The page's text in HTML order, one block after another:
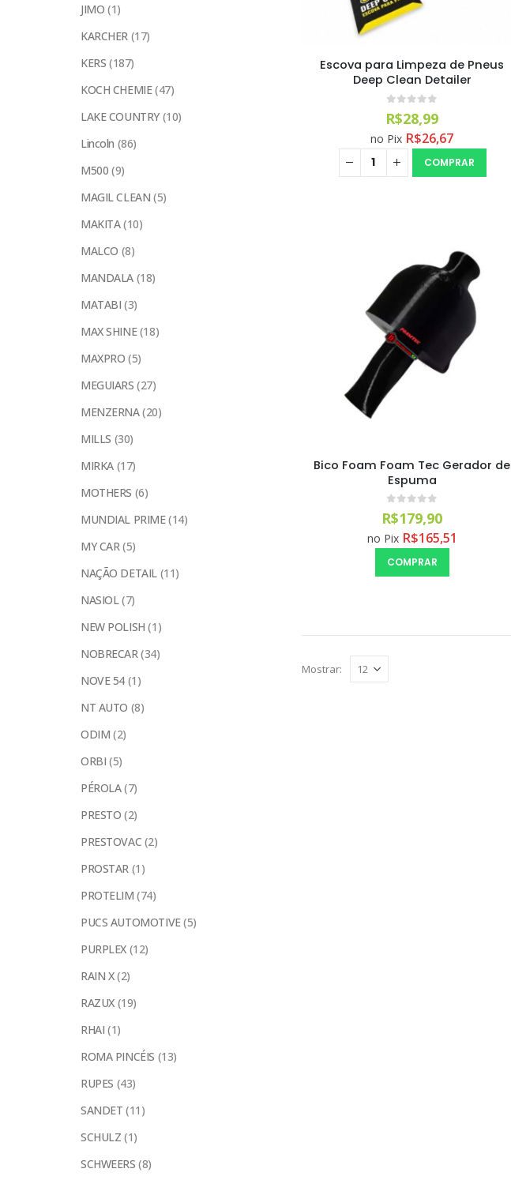
Escova para Limpeza de Pneus
Deep Clean Detailer
R$28,99
no Pix R$26,67
COMPRAR
Bico Foam Foam Tec Gerador de
Espuma
0out of 5
R$179,90
no Pix R$165,51
COMPRAR
Mostrar:
JIMO (1)
KARCHER (17)
KERS (187)
KOCH CHEMIE(47)
LAKE COUNTRY (10)
Lincoln (86)
M500 (9)
MAGIL CLEAN (5)
MAKITA(10)
MALCO (8)
MANDALA (18)
MATABI (3)
MAX SHINE(18)
MAXPRO (5)
MEGUIARS (27)
MENZERNA(20)
MILLS (30)
MIRKA (17)
MOTHERS (6)
MUNDIAL PRIME(14)
MY CAR(5)
NAÇÃO DETAIL (11)
NASIOL(7)
NEW POLISH (1)
NOBRECAR(34)
NOVE 54 (1)
NT AUTO (8)
ODIM (2)
ORBI (5)
PÉROLA(7)
PRESTO (2)
PRESTOVAC (2)
PROSTAR (1)
PROTELIM (74)
PUCS AUTOMOTIVE(5)
PURPLEX (12)
RAIN X(2)
RAZUX (19)
RHAI (1)
ROMA PINCÉIS (13)
RUPES (43)
SANDET (11)
SCHULZ (1)
SCHWEERS (8)